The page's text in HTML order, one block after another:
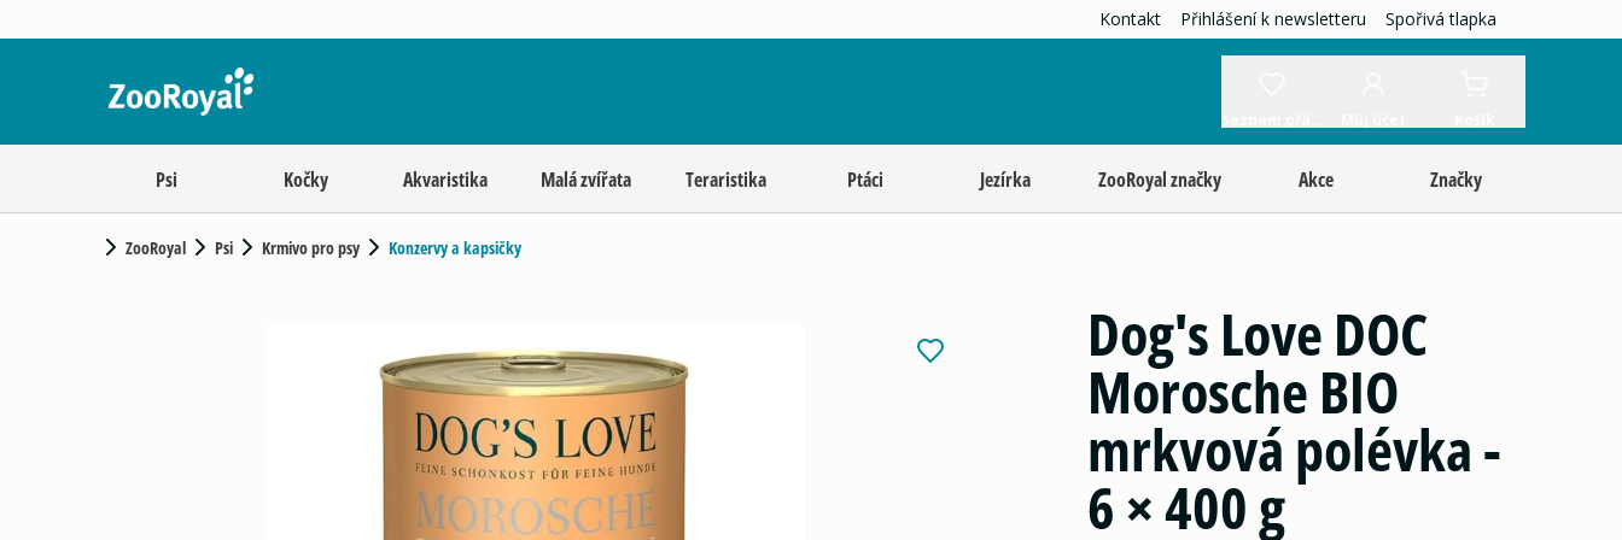
Kontakt Přihlášení k newsletteru Spořivá tlapka
Psi Kočky Akvaristika Malá zvířata Teraristika Ptáci Jezírka ZooRoyal značky Akce Značky
ZooRoyal Psi Krmivo pro psy Konzervy a kapsičky
Dog's Love DOC
Morosche BIO
mrkvová polévka -
6 × 400 g